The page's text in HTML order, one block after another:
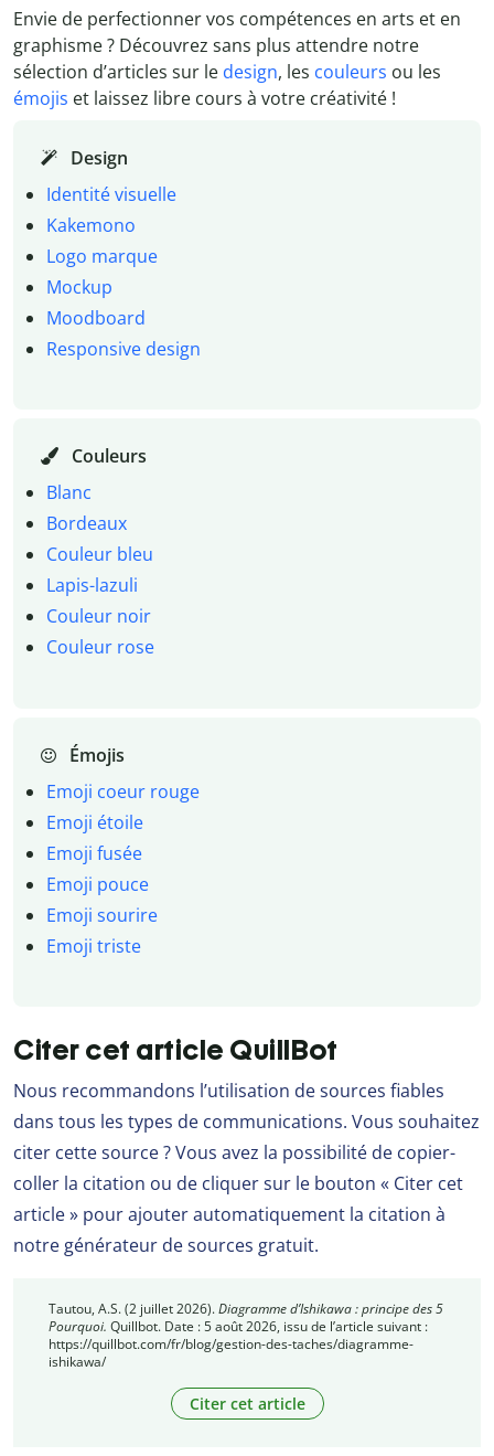
Envie de perfectionner vos compétences en arts et en
graphisme ? Découvrez sans plus attendre notre
sélection d’articles sur le design, les couleurs ou les
émojis et laissez libre cours à votre créativité !
Design
Identité visuelle
Kakemono
Logo marque
Mockup
Moodboard
Responsive design
Couleurs
Blanc
Bordeaux
Couleur bleu
Lapis-lazuli
Couleur noir
Couleur rose
Émojis
Emoji coeur rouge
Emoji étoile
Emoji fusée
Emoji pouce
Emoji sourire
Emoji triste
Citer cet article QuillBot
Nous recommandons l’utilisation de sources fiables
dans tous les types de communications. Vous souhaitez
citer cette source ? Vous avez la possibilité de copier-
coller la citation ou de cliquer sur le bouton « Citer cet
article » pour ajouter automatiquement la citation à
notre générateur de sources gratuit.
Tautou, A.S. (2 juillet 2026).Diagramme d’Ishikawa : principe des 5
Pourquoi. Quillbot. Date : 5 août 2026, issu de l’article suivant :
https://quillbot.com/fr/blog/gestion-des-taches/diagramme-
ishikawa/
Citer cet article